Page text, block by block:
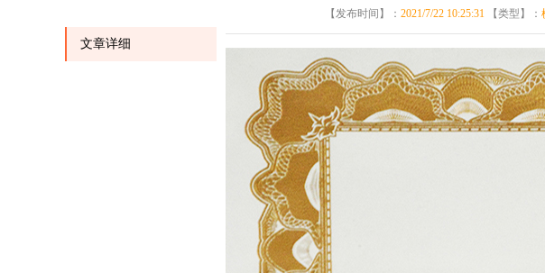
文章详细
【发布时间】： 2021/7/22 10:25:31 【类型】：